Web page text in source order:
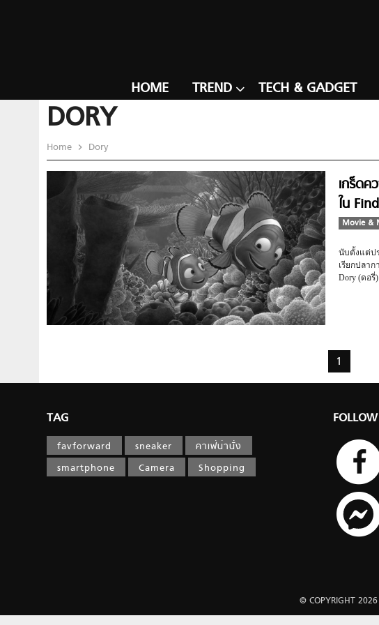
HOME TREND TECH & GADGET
DORY
Home Dory
เกร็ดค
ใน
Movie &
นับตั้งแต่ปร
เรียกปลาก
Dory (ดอรี่)
1
TAG
favforward sneaker
คาเฟ่น่านั่ง
smartphone
Camera Shopping
© COPYRIGHT